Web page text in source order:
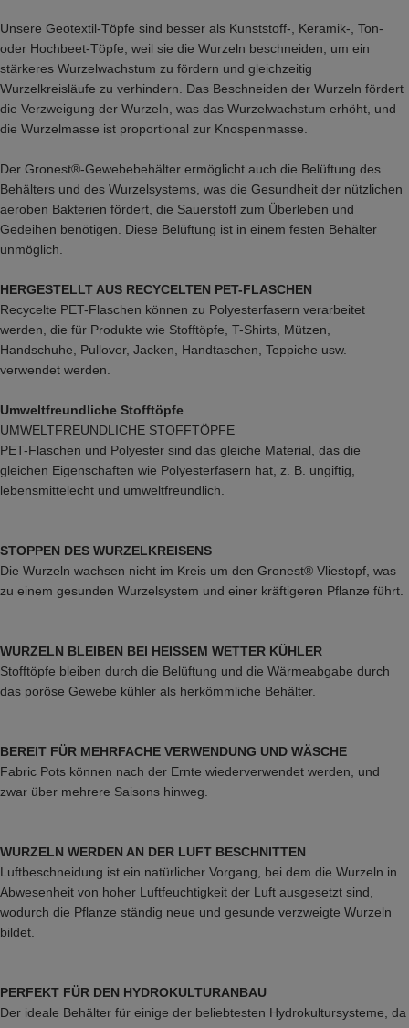
Unsere Geotextil-Töpfe sind besser als Kunststoff-, Keramik-, Ton-
oder Hochbeet-Töpfe, weil sie die Wurzeln beschneiden, um ein
stärkeres Wurzelwachstum zu fördern und gleichzeitig
Wurzelkreisläufe zu verhindern. Das Beschneiden der Wurzeln fördert
die Verzweigung der Wurzeln, was das Wurzelwachstum erhöht, und
die Wurzelmasse ist proportional zur Knospenmasse.
Der Gronest®-Gewebebehälter ermöglicht auch die Belüftung des
Behälters und des Wurzelsystems, was die Gesundheit der nützlichen
aeroben Bakterien fördert, die Sauerstoff zum Überleben und
Gedeihen benötigen. Diese Belüftung ist in einem festen Behälter
unmöglich.
HERGESTELLT AUS RECYCELTEN PET-FLASCHEN
Recycelte PET-Flaschen können zu Polyesterfasern verarbeitet
werden, die für Produkte wie Stofftöpfe, T-Shirts, Mützen,
Handschuhe, Pullover, Jacken, Handtaschen, Teppiche usw.
verwendet werden.
Umweltfreundliche Stofftöpfe
UMWELTFREUNDLICHE STOFFTÖPFE
PET-Flaschen und Polyester sind das gleiche Material, das die
gleichen Eigenschaften wie Polyesterfasern hat, z. B. ungiftig,
lebensmittelecht und umweltfreundlich.
STOPPEN DES WURZELKREISENS
Die Wurzeln wachsen nicht im Kreis um den Gronest® Vliestopf, was
zu einem gesunden Wurzelsystem und einer kräftigeren Pflanze führt.
WURZELN BLEIBEN BEI HEISSEM WETTER KÜHLER
Stofftöpfe bleiben durch die Belüftung und die Wärmeabgabe durch
das poröse Gewebe kühler als herkömmliche Behälter.
BEREIT FÜR MEHRFACHE VERWENDUNG UND WÄSCHE
Fabric Pots können nach der Ernte wiederverwendet werden, und
zwar über mehrere Saisons hinweg.
WURZELN WERDEN AN DER LUFT BESCHNITTEN
Luftbeschneidung ist ein natürlicher Vorgang, bei dem die Wurzeln in
Abwesenheit von hoher Luftfeuchtigkeit der Luft ausgesetzt sind,
wodurch die Pflanze ständig neue und gesunde verzweigte Wurzeln
bildet.
PERFEKT FÜR DEN HYDROKULTURANBAU
Der ideale Behälter für einige der beliebtesten Hydrokultursysteme, da